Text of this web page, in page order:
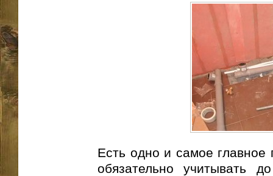
Есть одно и самое главное
обязательно учитывать